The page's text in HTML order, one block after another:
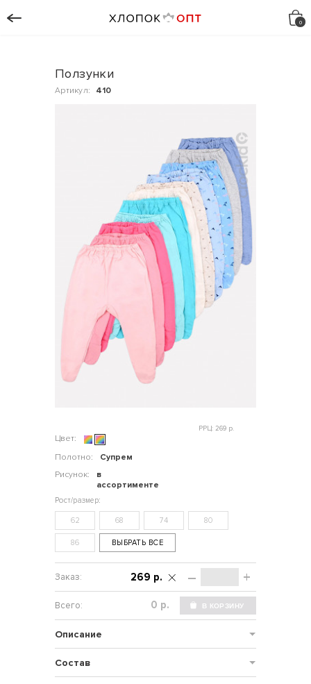
Ползунки
Артикул: 410
Цвет:
Полотно:
Супрем
Рисунок:
в
ассортименте
РРЦ: 269 р.
62 68 74 80
86 ВЫБРАТЬ ВСЕ
– +
269 р.
р.
Описание
Состав